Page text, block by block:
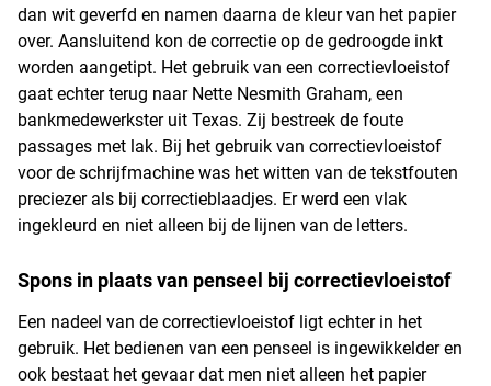
dan wit geverfd en namen daarna de kleur van het papier
over. Aansluitend kon de correctie op de gedroogde inkt
worden aangetipt. Het gebruik van een correctievloeistof
gaat echter terug naar Nette Nesmith Graham, een
bankmedewerkster uit Texas. Zij bestreek de foute
passages met lak. Bij het gebruik van correctievloeistof
voor de schrijfmachine was het witten van de tekstfouten
preciezer als bij correctieblaadjes. Er werd een vlak
ingekleurd en niet alleen bij de lijnen van de letters.
Spons in plaats van penseel bij correctievloeistof
Een nadeel van de correctievloeistof ligt echter in het
gebruik. Het bedienen van een penseel is ingewikkelder en
ook bestaat het gevaar dat men niet alleen het papier